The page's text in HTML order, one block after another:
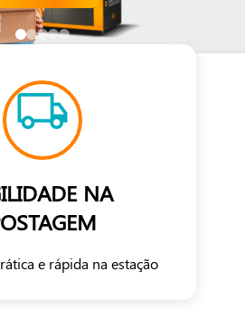
NA
e rápida na estação